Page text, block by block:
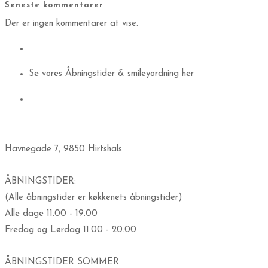
Seneste kommentarer
Der er ingen kommentarer at vise.
Se vores Åbningstider & smileyordning her
​Havnegade 7, 9850 Hirtshals
ÅBNINGSTIDER:
(Alle åbningstider er køkkenets åbningstider)
Alle dage 11.00 - 19.00
Fredag og Lørdag 11.00 - 20.00
ÅBNINGSTIDER SOMMER: